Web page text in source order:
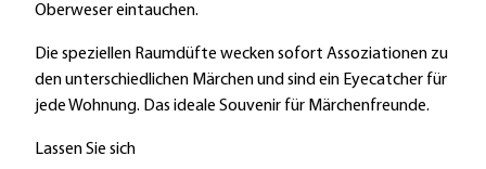
Oberweser eintauchen.
Die speziellen Raumdüfte wecken sofort Assoziationen zu
den unterschiedlichen Märchen und sind ein Eyecatcher für
jede Wohnung. Das ideale Souvenir für Märchenfreunde.
Lassen Sie sich